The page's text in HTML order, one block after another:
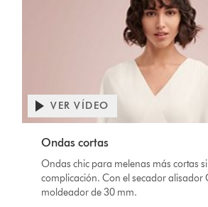
VER VÍDEO
Ondas cortas
Ondas chic para melenas más cortas
complicación. Con el secador alisador
moldeador de 30 mm.